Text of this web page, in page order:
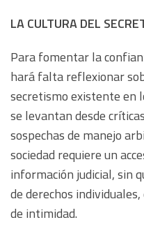
LA CULTURA DEL
Para fomentar la
hará falta reflexionar
secretismo existente en
se levantan desde
sospechas de manejo
sociedad requiere un
información judicial, sin
de derechos
de intimidad.